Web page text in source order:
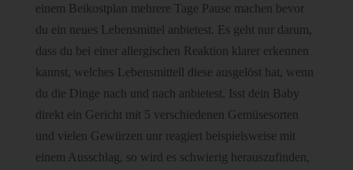
einem Beikostplan mehrere Tage Pause machen bevor
du ein neues Lebensmittel anbietest. Es geht nur darum,
dass du bei einer allergischen Reaktion klarer erkennen
kannst, welches Lebensmittell diese ausgelöst hat, wenn
du die Dinge nach und nach anbietest. Isst dein Baby
direkt ein Gericht mit 5 verschiedenen Gemüsesorten
und vielen Gewürzen unr reagiert beispielsweise mit
einem Ausschlag, so wird es schwierig herauszufinden,